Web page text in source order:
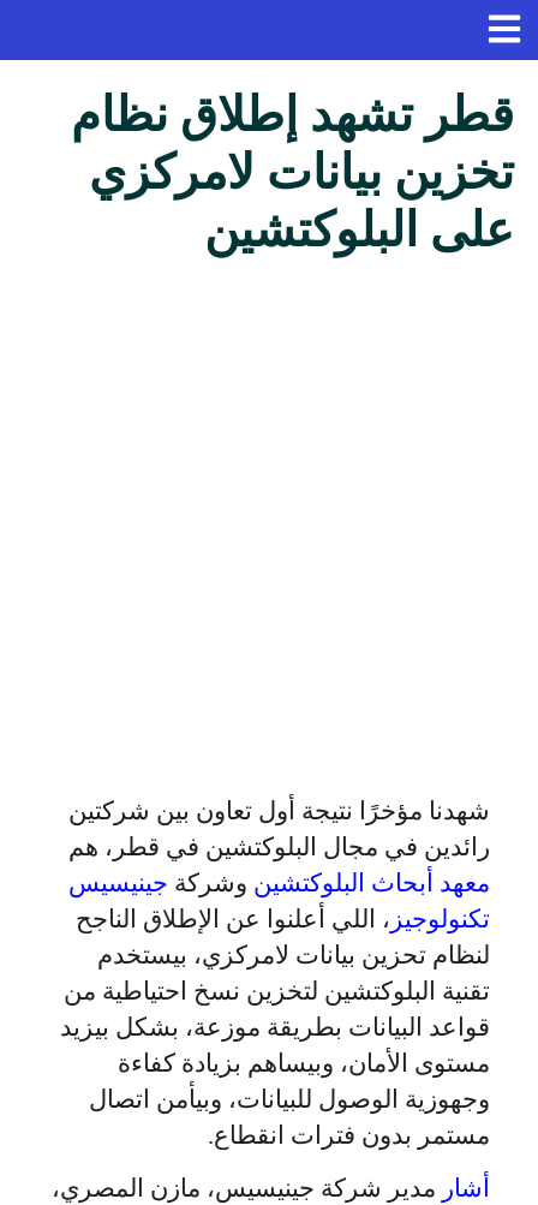
قطر تشهد إطلاق نظام
تخزين بيانات لامركزي
على البلوكتشين
شهدنا مؤخرًا نتيجة أول تعاون بين شركتين
رائدين في مجال البلوكتشين في قطر، هم
معهد أبحاث البلوكتشين وشركة جينيسيس
تكنولوجيز ، اللي أعلنوا عن الإطلاق الناجح
لنظام تحزين بيانات لامركزي، بيستخدم
تقنية البلوكتشين لتخزين نسخ احتياطية من
قواعد البيانات بطريقة موزعة، بشكل بيزيد
مستوى الأمان، وبيساهم بزيادة كفاءة
وجهوزية الوصول للبيانات، وبيأمن اتصال
مستمر بدون فترات انقطاع.
أشار مدير شركة جينيسيس، مازن المصري،